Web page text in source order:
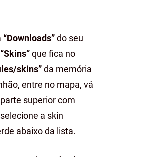
“Downloads”do seu
“Skins”que fica no
skins”da memória
entre no mapa, vá
superior com
selecione a skin
abaixo da lista.